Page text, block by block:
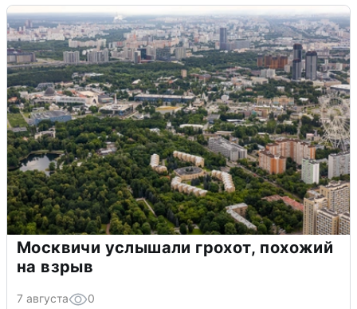
Москвичи услышали грохот, похожий
на взрыв
7 августа 0